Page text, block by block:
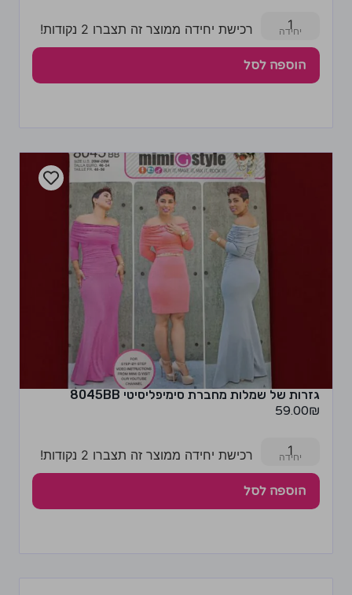
1 רכישת יחידה ממוצר זה תצברו 2 נקודות!
הוספה לסל
גזרות של שמלות מחברת סימיפליסיטי 8045BB
59.00₪
1 רכישת יחידה ממוצר זה תצברו 2 נקודות!
הוספה לסל